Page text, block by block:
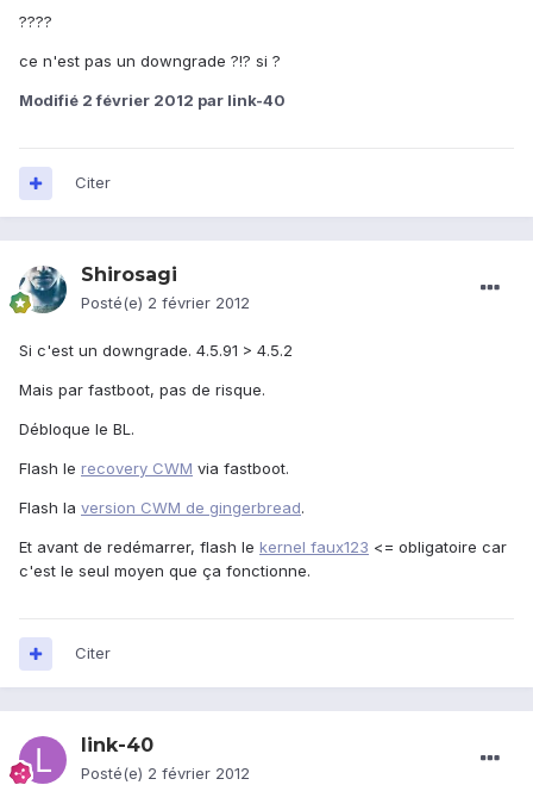
????
ce n'est pas un downgrade ?!? si ?
Modifié 2 février 2012 par link-40
Citer
Shirosagi
Posté(e) 2 février 2012
Si c'est un downgrade. 4.5.91 > 4.5.2
Mais par fastboot, pas de risque.
Débloque le BL.
Flash le recovery CWM via fastboot.
Flash la version CWM de gingerbread.
Et avant de redémarrer, flash le kernel faux123 <= obligatoire car
c'est le seul moyen que ça fonctionne.
Citer
link-40
Posté(e) 2 février 2012